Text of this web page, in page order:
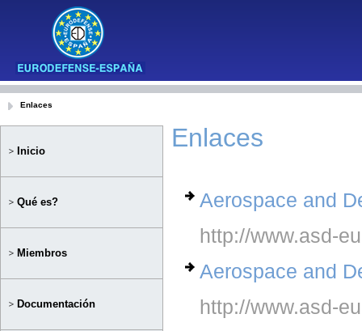
Enlaces
Inicio
Qué es?
Miembros
Documentación
Enlaces
Aerospace and
http://www.asd-
Aerospace and
http://www.asd-